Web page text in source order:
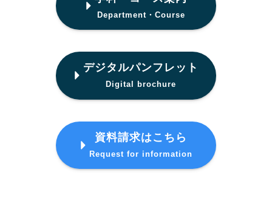
Department・Course
デジタルパンフレット
Digital brochure
資料請求はこちら
Request for information